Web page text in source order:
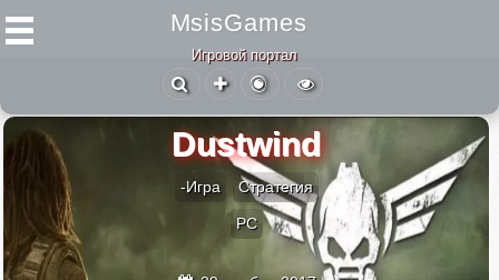
MsisGames
Игровой портал
Dustwind
-Игра Стратегия
PC